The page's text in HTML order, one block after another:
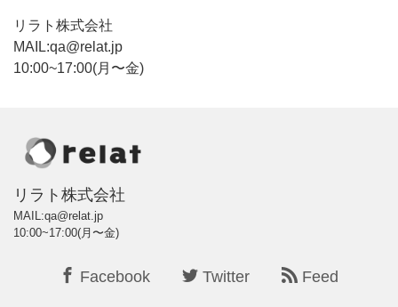
リラト株式会社
MAIL:qa@relat.jp
10:00~17:00(月〜金)
リラト株式会社
MAIL:qa@relat.jp
10:00~17:00(月〜金)
Facebook Twitter Feed